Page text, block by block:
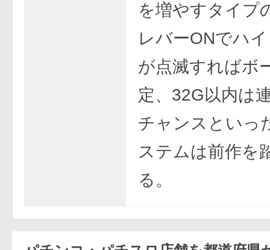
を増やすタイプ
レバーONでハ
が点滅すればボ
定、32G以内は
チャンスといっ
ステムは前作を
る。